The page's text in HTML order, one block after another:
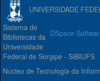
UNIVERSIDADE
DSpace
Sistema de
Bibliotecas da
Universidade
Federal de Sergipe - SIBIUFS
Núcleo de Tecnologia da